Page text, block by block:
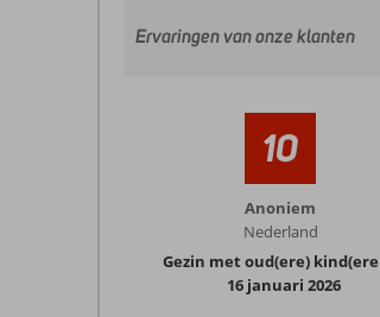
Ervaringen van onze klanten
10
Anoniem
Nederland
Gezin met oud(ere)
16 januari 2026